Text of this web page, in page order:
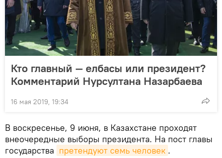
Кто главный — елбасы или президент?
Комментарий Нурсултана Назарбаева
16 мая 2019, 19:34
В воскресенье, 9 июня, в Казахстане проходят
внеочередные выборы президента. На пост главы
государства претендуют семь человек .